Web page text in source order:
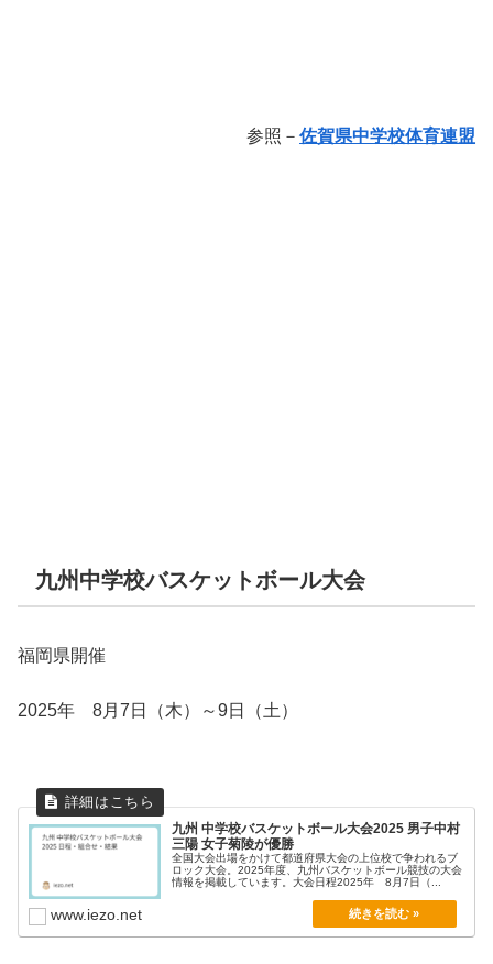
参照－ 佐賀県中学校体育連盟
九州中学校バスケットボール大会
福岡県開催
2025年 8月7日（木）～9日（土）
九州 中学校バスケットボール大会2025 男子中村
三陽 女子菊陵が優勝
全国大会出場をかけて都道府県大会の上位校で争われるブ
ロック大会。2025年度、九州バスケットボール競技の大会
情報を掲載しています。大会日程2025年 8月7日（...
www.iezo.net